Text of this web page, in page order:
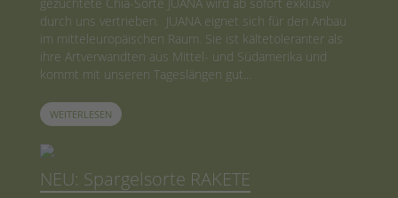
durch uns vertrieben. JUANA eignet sich für den Anbau
im mitteleuropäischen Raum. Sie ist kältetoleranter als
ihre Artverwandten aus Mittel- und Südamerika und
kommt mit unseren Tageslängen gut...
WEITERLESEN
NEU: Spargelsorte RAKETE